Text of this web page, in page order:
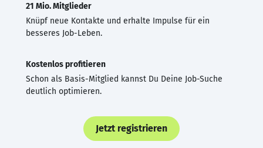
21 Mio. Mitglieder
Knüpf neue Kontakte und erhalte Impulse für ein
besseres Job-Leben.
Kostenlos profitieren
Schon als Basis-Mitglied kannst Du Deine Job-Suche
deutlich optimieren.
Jetzt registrieren